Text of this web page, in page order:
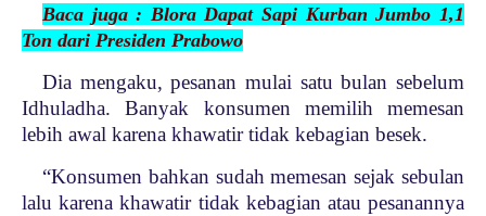
Baca juga : Blora Dapat Sapi Kurban Jumbo 1,1
Ton dari Presiden Prabowo
Dia mengaku, pesanan mulai satu bulan sebelum
Idhuladha. Banyak konsumen memilih memesan
lebih awal karena khawatir tidak kebagian besek.
“Konsumen bahkan sudah memesan sejak sebulan
lalu karena khawatir tidak kebagian atau pesanannya